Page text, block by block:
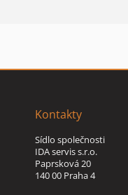
Kontakty
Sídlo společnosti
IDA servis s.r.o.
Paprsková 20
140 00 Praha 4